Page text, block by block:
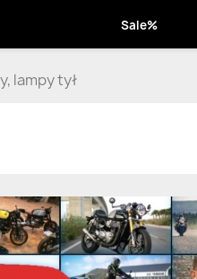
Sale%
lampy tył